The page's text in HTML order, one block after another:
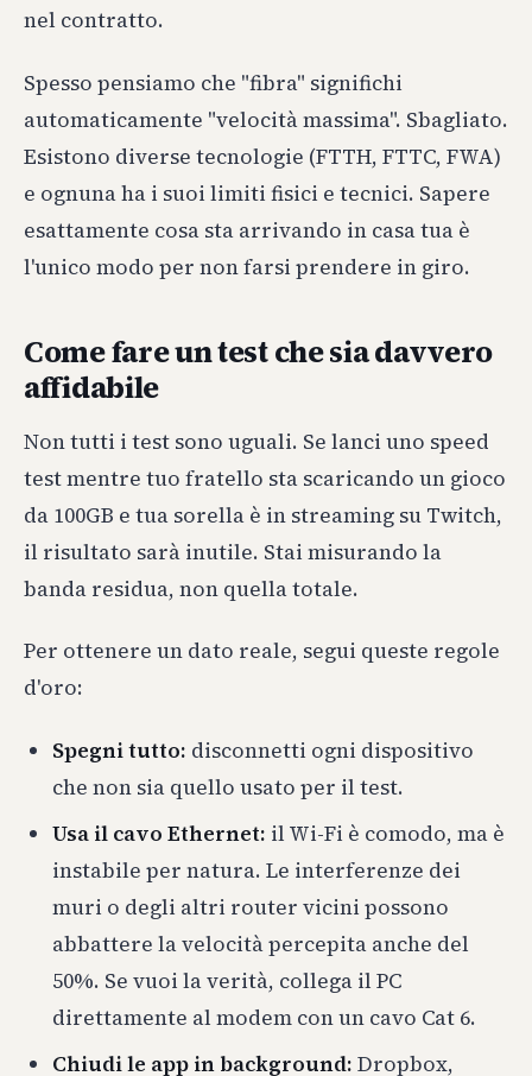
nel contratto.
Spesso pensiamo che "fibra" significhi
automaticamente "velocità massima". Sbagliato.
Esistono diverse tecnologie (FTTH, FTTC, FWA)
e ognuna ha i suoi limiti fisici e tecnici. Sapere
esattamente cosa sta arrivando in casa tua è
l'unico modo per non farsi prendere in giro.
Come fare un test che sia davvero
affidabile
Non tutti i test sono uguali. Se lanci uno speed
test mentre tuo fratello sta scaricando un gioco
da 100GB e tua sorella è in streaming su Twitch,
il risultato sarà inutile. Stai misurando la
banda residua, non quella totale.
Per ottenere un dato reale, segui queste regole
d'oro:
Spegni tutto: disconnetti ogni dispositivo
che non sia quello usato per il test.
Usa il cavo Ethernet: il Wi-Fi è comodo, ma è
instabile per natura. Le interferenze dei
muri o degli altri router vicini possono
abbattere la velocità percepita anche del
50%. Se vuoi la verità, collega il PC
direttamente al modem con un cavo Cat 6.
Chiudi le app in background: Dropbox,